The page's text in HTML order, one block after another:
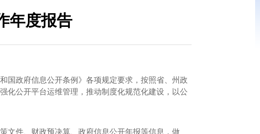
年度报告
政府信息公开条例》各项规定要求，按照省、州政
化公开平台运维管理，推动制度化规范化建设，以公
件、财政预决算、政府信息公开年报等信息，做